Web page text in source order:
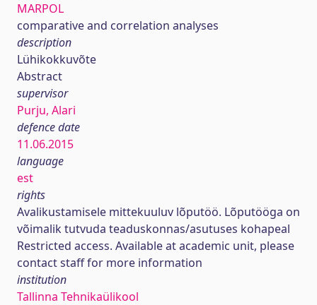
MARPOL
comparative and correlation analyses
description
Lühikokkuvõte
Abstract
supervisor
Purju, Alari
defence date
11.06.2015
language
est
rights
Avalikustamisele mittekuuluv lõputöö. Lõputööga on
võimalik tutvuda teaduskonnas/asutuses kohapeal
Restricted access. Available at academic unit, please
contact staff for more information
institution
Tallinna Tehnikaülikool